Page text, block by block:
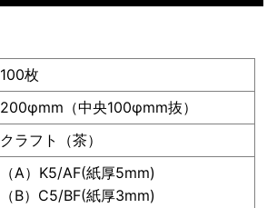
100枚
200φmm（中央100φmm抜）
クラフト（茶）
（A）K5/AF(紙厚5mm)
（B）C5/BF(紙厚3mm)